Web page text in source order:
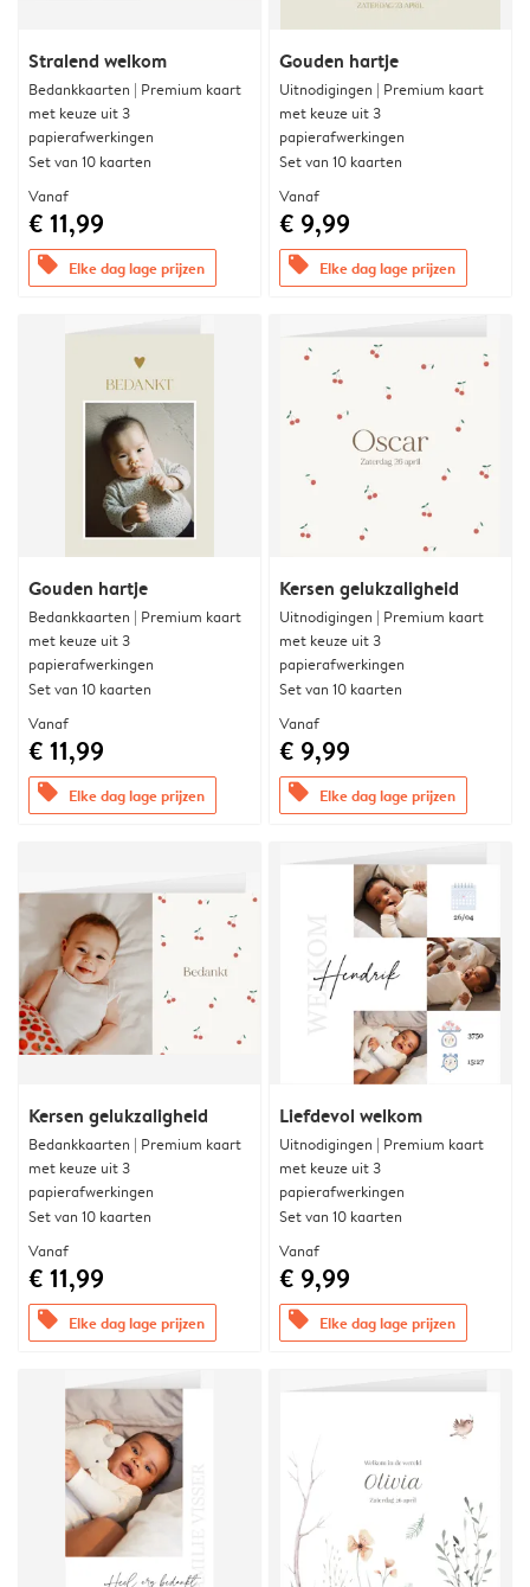
Stralend welkom
Bedankkaarten | Premium kaart
met keuze uit 3
papierafwerkingen
Set van 10 kaarten
Vanaf
€ 11,99
offers Elke dag lage prijzen
Gouden hartje
Uitnodigingen | Premium kaart
met keuze uit 3
papierafwerkingen
Set van 10 kaarten
Vanaf
€ 9,99
offers Elke dag lage prijzen
Gouden hartje
Bedankkaarten | Premium kaart
met keuze uit 3
papierafwerkingen
Set van 10 kaarten
Vanaf
€ 11,99
offers Elke dag lage prijzen
Kersen gelukzaligheid
Uitnodigingen | Premium kaart
met keuze uit 3
papierafwerkingen
Set van 10 kaarten
Vanaf
€ 9,99
offers Elke dag lage prijzen
Kersen gelukzaligheid
Bedankkaarten | Premium kaart
met keuze uit 3
papierafwerkingen
Set van 10 kaarten
Vanaf
€ 11,99
offers Elke dag lage prijzen
Liefdevol welkom
Uitnodigingen | Premium kaart
met keuze uit 3
papierafwerkingen
Set van 10 kaarten
Vanaf
€ 9,99
offers Elke dag lage prijzen